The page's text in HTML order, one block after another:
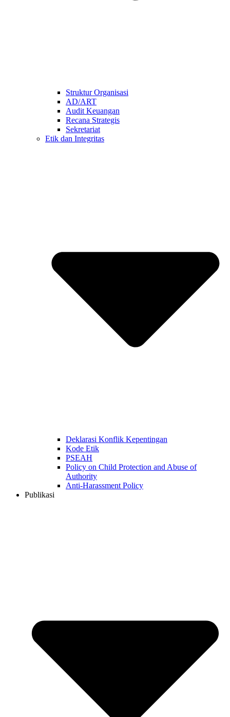
Struktur Organisasi
AD/ART
Audit Keuangan
Recana Strategis
Sekretariat
Etik dan Integritas
Deklarasi Konflik Kepentingan
Kode Etik
PSEAH
Policy on Child Protection and Abuse of
Authority
Anti-Harassment Policy
Publikasi